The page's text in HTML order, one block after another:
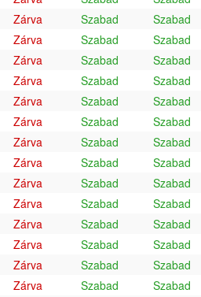
Zárva Szabad
Szabad
Zárva Szabad
Szabad
Zárva Szabad
Szabad
Zárva Szabad
Szabad
Zárva Szabad
Szabad
Zárva Szabad
Szabad
Zárva Szabad
Szabad
Zárva Szabad
Szabad
Zárva Szabad
Szabad
Zárva Szabad
Szabad
Zárva Szabad
Szabad
Zárva Szabad
Szabad
Zárva Szabad
Szabad
Zárva Szabad
Szabad